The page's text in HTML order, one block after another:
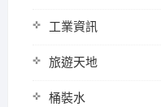
工業資訊
旅遊天地
桶裝水